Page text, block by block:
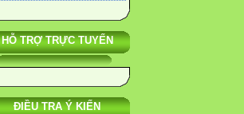
HỖ TRỢ TRỰC TUYẾN
ĐIỀU TRA Ý KIẾN